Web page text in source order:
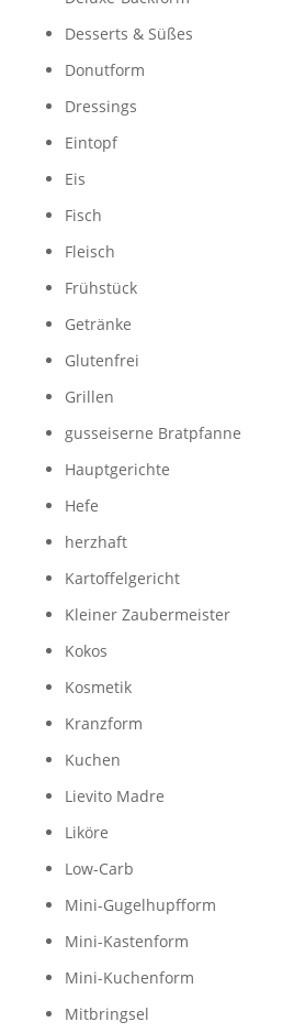
Desserts & Süßes
Donutform
Dressings
Eintopf
Eis
Fisch
Fleisch
Frühstück
Getränke
Glutenfrei
Grillen
gusseiserne Bratpfanne
Hauptgerichte
Hefe
herzhaft
Kartoffelgericht
Kleiner Zaubermeister
Kokos
Kosmetik
Kranzform
Kuchen
Lievito Madre
Liköre
Low-Carb
Mini-Gugelhupfform
Mini-Kastenform
Mini-Kuchenform
Mitbringsel